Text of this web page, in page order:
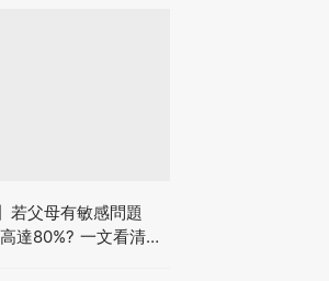
若父母有敏感問題
達80%? 一文看清預